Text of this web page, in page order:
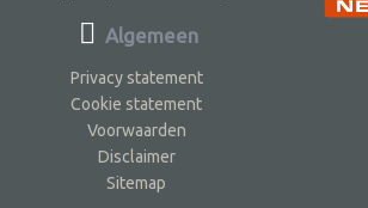
Algemeen
Privacy statement
Cookie statement
Voorwaarden
Disclaimer
Sitemap